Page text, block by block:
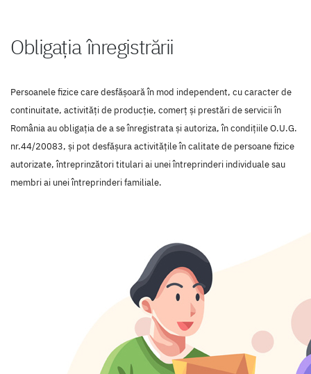
Obligația înregistrării
Persoanele fizice care desfășoară în mod independent, cu caracter de
continuitate, activități de producție, comerț și prestări de servicii în
România au obligația de a se înregistrata și autoriza, în condițiile O.U.G.
nr.44/20083, și pot desfășura activitățile în calitate de persoane fizice
autorizate, întreprinzători titulari ai unei întreprinderi individuale sau
membri ai unei întreprinderi familiale.